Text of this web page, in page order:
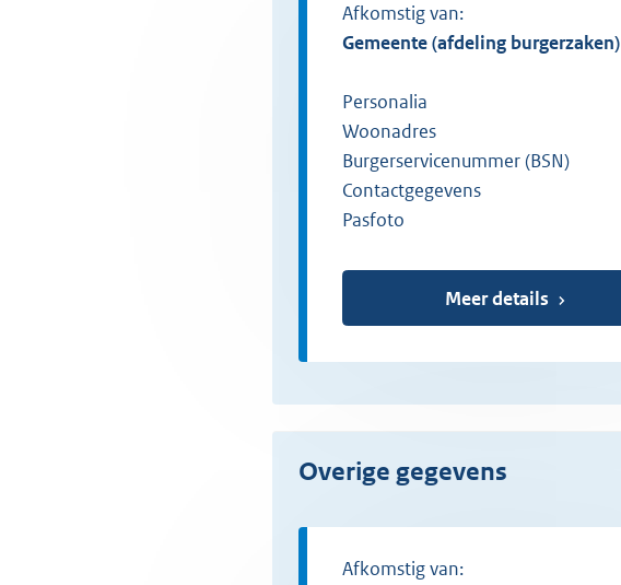
Afkomstig van:
gemeente (afdeling burgerzaken)
Personalia
Woonadres
Burgerservicenummer (BSN)
Contactgegevens
Pasfoto
Meer details
Overige gegevens
Afkomstig van: